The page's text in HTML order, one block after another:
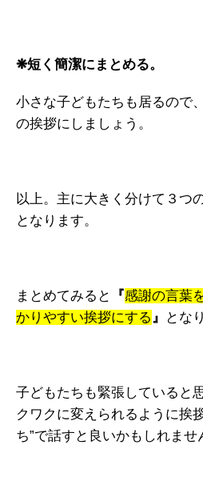
❋短く簡潔にまとめる。
小さな子どもたちも居るので
の挨拶にしましょう。
以上。主に大きく分けて３つ
となります。
まとめてみると 『感謝の言葉
かりやすい挨拶にする』 とな
子どもたちも緊張していると
クワクに変えられるように挨
ち”で話すと良いかもしれま